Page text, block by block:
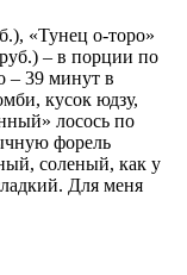
«Тунец о-торо»
– в порции по
– 39 минут в
кусок юдзу,
лосось по
форель
соленый, как у
Для меня